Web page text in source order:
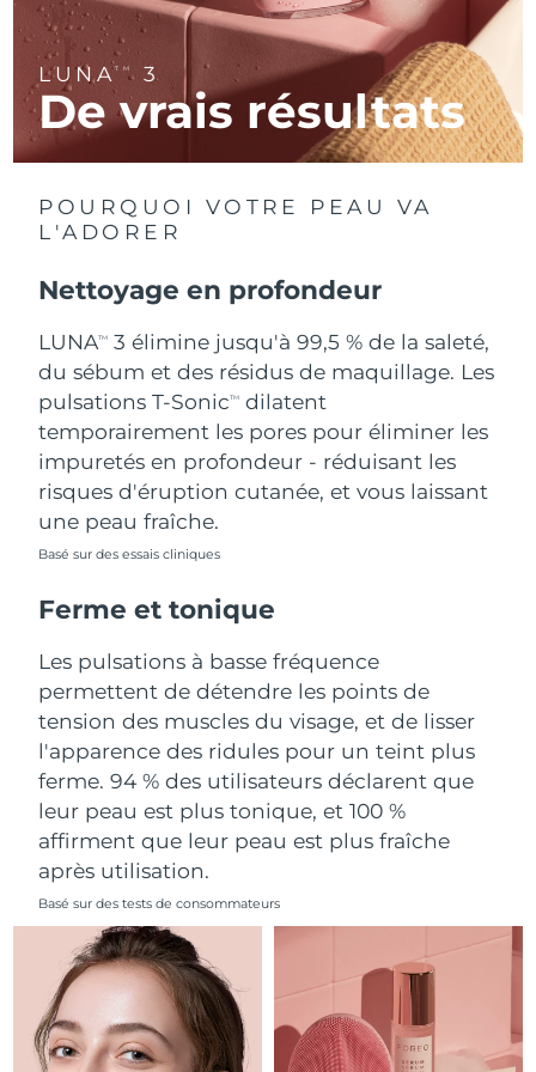
LUNATM 3
De vrais résultats
POURQUOI VOTRE PEAU VA
L'ADORER
Nettoyage en profondeur
LUNATM
3 élimine jusqu'à 99,5 % de la saleté,
du sébum et des résidus de maquillage. Les
pulsations T-SonicTM
dilatent
temporairement les pores pour éliminer les
impuretés en profondeur - réduisant les
risques d'éruption cutanée, et vous laissant
une peau fraîche.
Basé sur des essais cliniques
Ferme et tonique
Les pulsations à basse fréquence
permettent de détendre les points de
tension des muscles du visage, et de lisser
l'apparence des ridules pour un teint plus
ferme. 94 % des utilisateurs déclarent que
leur peau est plus tonique, et 100 %
affirment que leur peau est plus fraîche
après utilisation.
Basé sur des tests de consommateurs
R.A.S. chinoise de
Macao
Livraison estimée8/10/26
Malaisie Livraison estimée8/11/26
Malte
Monaco Livraison estimée
Pays-Bas Livraison estimée 8/8/26
Nouvelle-Zélande
Norvège Livraison estimée8/8/26
Oman
Portugal Livraison estimée
Porto Rico Livraison estimée8/10/26
Qatar Livraison estimée
La Réunion
Roumanie Livraison estimée8/8/26
Russie Livraison estimée
Arabie saoudite Livraison estimée